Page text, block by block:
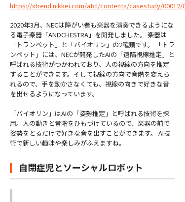
https://xtrend.nikkei.com/atcl/contents/casestudy/00012/
2020年3月、NECは障がい者も楽器を演奏できるようにな
る電子楽器「ANDCHESTRA」を開発しました。 楽器は
「トランペット」と「バイオリン」の2種類です。 「トラ
ンペット」には、NECが開発したAIの「遠隔視線推定」と
呼ばれる技術がつかわれており、人の視線の方向を推定
することができます。そして視線の方向で音階を変えら
れるので、手を動かさなくても、視線の向きで好きな音
を出せるようになっています。
「バイオリン」はAIの「姿勢推定」と呼ばれる技術を採
用。人の動きと音階をひもづけているので、楽器の前で
姿勢をとるだけで好きな音を出すことができます。 AI技
術で新しい趣味や楽しみがふえますね。
自閉症児とソーシャルロボット